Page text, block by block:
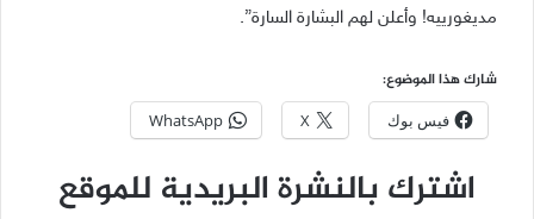
مديغورييه! وأعلن لهم البشارة السارة”.
شارك هذا الموضوع:
فيس بوك X
WhatsApp
اشترك بالنشرة البريدية للموقع